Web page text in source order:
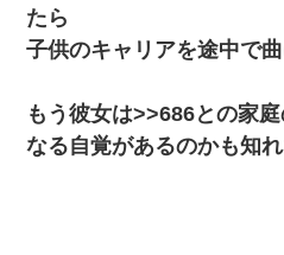
たら
子供のキャリアを途中で
もう彼女は>>686との家
なる自覚があるのかも知